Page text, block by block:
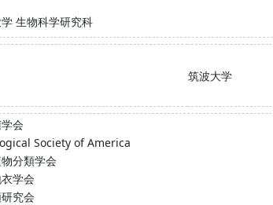
生物科学研究科
筑波大学
会
Society of America
分類学会
学会
究会